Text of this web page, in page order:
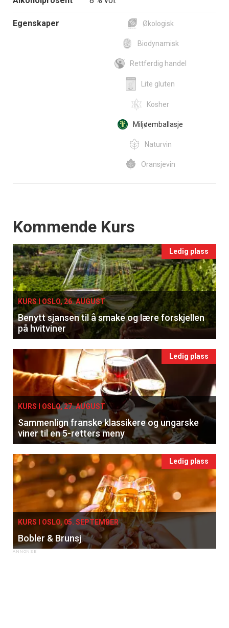
Egenskaper Økologisk
Biodynamisk
Rettferdig handel
Lite gluten
Kosher
Miljøemballasje
Naturvin
Oransjevin
Events
Kommende Kurs
Ledig plass
KURS I OSLO, 26. AUGUST
Benytt sjansen til å smake og lære forskjellen
på hvitviner
Ledig plass
KURS I OSLO, 27. AUGUST
Sammenlign franske klassikere og ungarske
viner til en 5-retters meny
Ledig plass
KURS I OSLO, 05. SEPTEMBER
Bobler & Brunsj